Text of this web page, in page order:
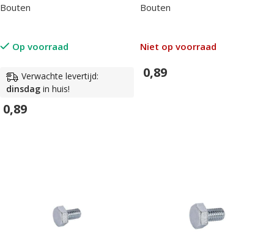
Bouten
Op voorraad
Verwachte levertijd:
dinsdag in huis!
0,89
Bouten
Niet op voorraad
0,89